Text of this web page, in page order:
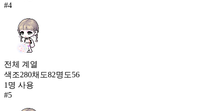
#4
전체 계열
색조280채도82명도56
1 명 사용
#5